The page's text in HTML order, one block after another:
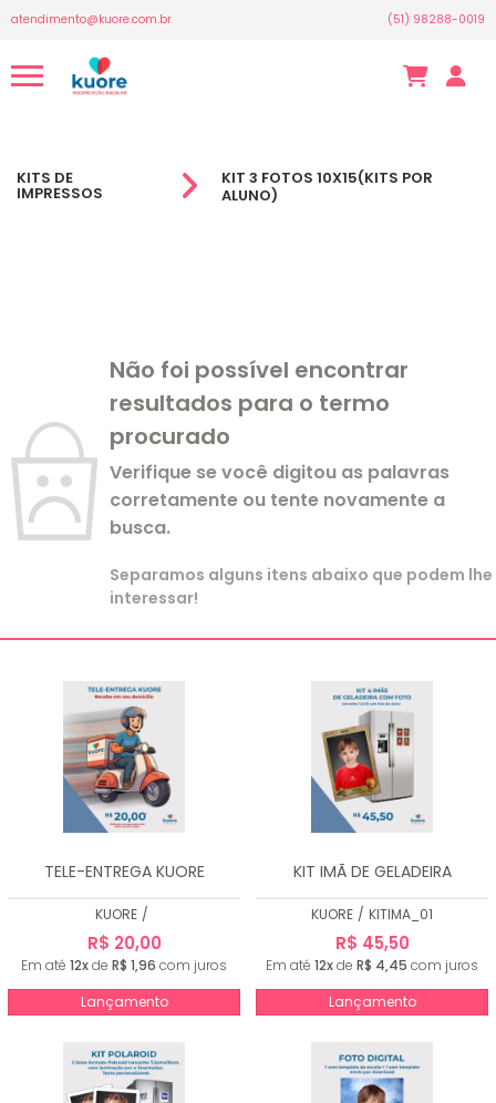
atendimento@kuore.com.br (51) 98288-0019
KITS DE
IMPRESSOS
KIT 3 FOTOS 10X15(KITS POR
ALUNO)
Não foi possível encontrar
resultados para o termo
procurado
Verifique se você digitou as palavras
corretamente ou tente novamente a
busca.
Separamos alguns itens abaixo que podem lhe
interessar!
TELE-ENTREGA KUORE
KUORE /
R$ 20,00
Em até 12xde R$ 1,96 com juros
Lançamento
KIT IMÃ DE GELADEIRA
KUORE / KITIMA_01
R$ 45,50
Em até 12xde R$ 4,45 com juros
Lançamento